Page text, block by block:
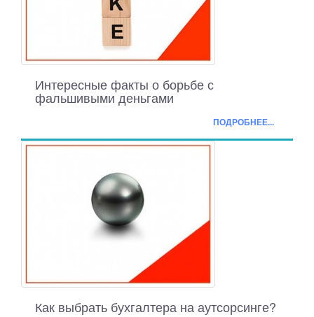
Интересные факты о борьбе с
фальшивыми деньгами
ПОДРОБНЕЕ...
Как выбрать бухгалтера на аутсорсинге?